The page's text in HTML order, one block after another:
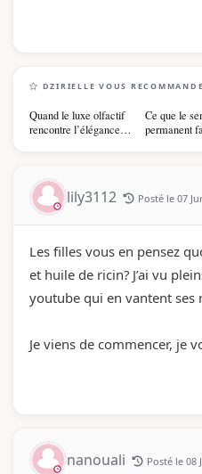
DZIRIELLE VOUS RECOMMANDE
Quand le luxe olfactif
rencontre l’élégance
temps
Ce que le
permanent
lily3112 Posté le 07
Les filles vous en pensez
et huile de ricin? J’ai vu
youtube qui en vantent ses
Je viens de commencer, je
nanouali Posté le 08